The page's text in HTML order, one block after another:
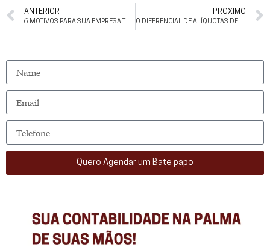
ANTERIOR
6 MOTIVOS PARA SUA EMPRESA TER UM DEPARTAMENTO JURÍDICO
PRÓXIMO
O DIFERENCIAL DE ALÍQUOTAS DE ICMS PARA EMPRESAS OPTANTES PELO SIMPLES NACIONAL
Quero Agendar um Bate papo